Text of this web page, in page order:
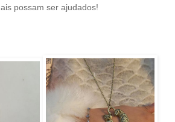
possam ser ajudados!